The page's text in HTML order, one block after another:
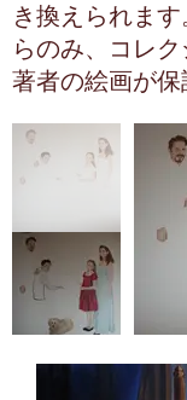
き換えられま
らのみ、コレ
著者の絵画が保